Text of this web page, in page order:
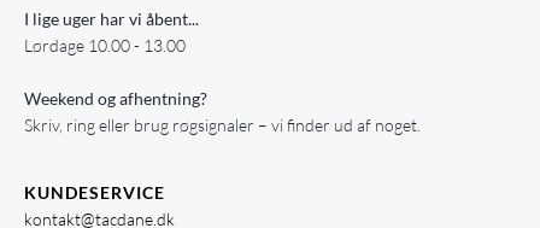
I lige uger har vi åbent...
Lørdage 10.00 - 13.00
Weekend og afhentning?
Skriv, ring eller brug røgsignaler – vi finder ud af noget.
KUNDESERVICE
kontakt@tacdane.dk